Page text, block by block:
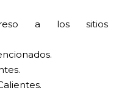
a los sitios